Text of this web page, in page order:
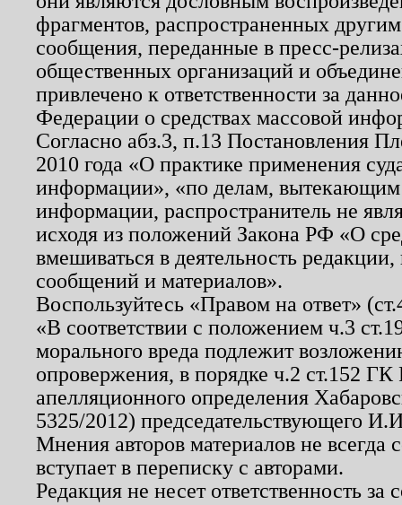
фрагментов, распространенных
сообщения, переданные в пресс-
общественных организаций и
привлечено к ответственности за
Федерации о средствах массовой
Согласно абз.3, п.13 Постановления
2010 года «О практике применения
информации», «по делам, вытекающим
информации, распространитель не
исходя из положений Закона РФ «О
вмешиваться в деятельность
сообщений и материалов».
Воспользуйтесь «Правом на ответ»
«В соответствии с положением ч.3
морального вреда подлежит
опровержения, в порядке ч.2 ст.152
апелляционного определения
5325/2012) председательствующего
Мнения авторов материалов не
вступает в переписку с авторами.
Редакция не несет ответственность